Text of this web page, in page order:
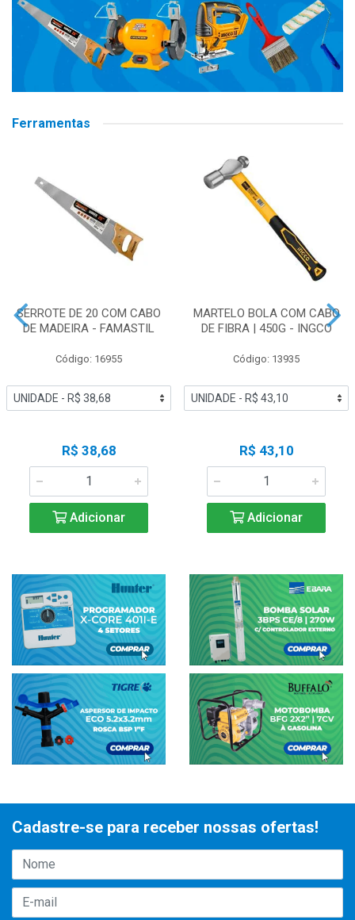
Ferramentas
SERROTE DE 20 COM CABO
DE MADEIRA - FAMASTIL
Código: 16955
R$ 38,68
Adicionar
MARTELO BOLA COM CABO
DE FIBRA | 450G - INGCO
Código: 13935
R$ 43,10
Adicionar
Cadastre-se para receber nossas ofertas!